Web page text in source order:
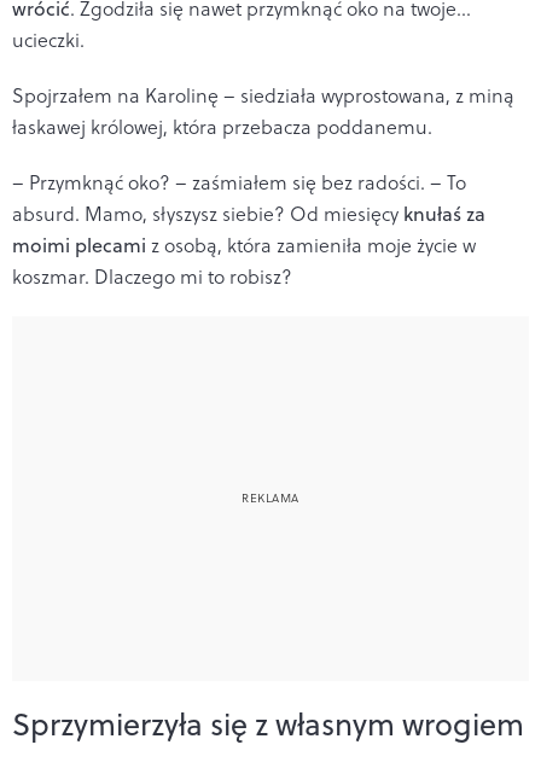
wrócić. Zgodziła się nawet przymknąć oko na twoje...
ucieczki.
Spojrzałem na Karolinę – siedziała wyprostowana, z miną
łaskawej królowej, która przebacza poddanemu.
– Przymknąć oko? – zaśmiałem się bez radości. – To
absurd. Mamo, słyszysz siebie? Od miesięcy knułaś za
moimi plecami z osobą, która zamieniła moje życie w
koszmar. Dlaczego mi to robisz?
Sprzymierzyła się z własnym wrogiem